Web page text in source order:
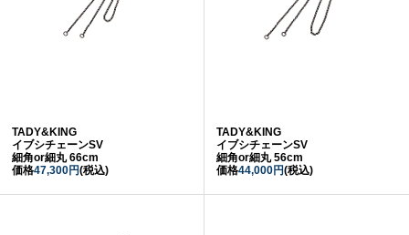
TADY&KING
イブシチェーンSV
細角or細丸 66cm
価格47,300円(税込)
TADY&KING
イブシチェーンSV
細角or細丸 56cm
価格44,000円(税込)